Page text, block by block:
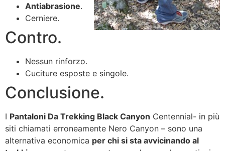
Antiabrasione.
Cerniere.
Contro.
Nessun rinforzo.
Cuciture esposte e singole.
Conclusione.
I Pantaloni Da Trekking Black Canyon Centennial- in più
siti chiamati erroneamente Nero Canyon – sono una
alternativa economica per chi si sta avvicinando al